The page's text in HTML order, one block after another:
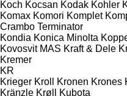
Koch Kocsan Kodak Kohler
Komax Komori Komplet
Crambo Terminator
Kondia Konica Minolta
Kovosvit MAS Kraft & Dele
Kremer
KR
Krieger Kroll Kronen Krones
Kränzle Krøll
Kubota